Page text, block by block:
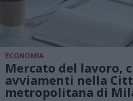
ECONOMIA
Mercato del lavoro,
avviamenti nella
metropolitana di